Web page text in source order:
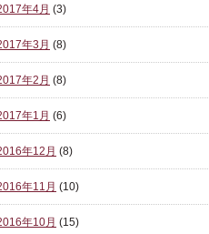
年4月 (3)
年3月 (8)
年2月 (8)
年1月 (6)
年12月 (8)
年11月 (10)
年10月 (15)